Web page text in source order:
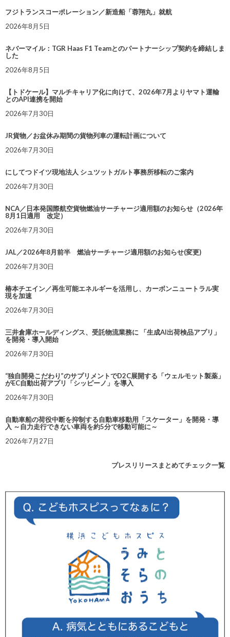
フジトランスコーポレーション／新造船「蓉翔丸」就航
2026年8月5日
ネバーマイル：TGR Haas F1 Teamとのパートナーシップ契約を締結しま
した
2026年8月5日
【トドケール】マルチキャリア化に向けて、2026年7月よりヤマト運輸
とのAPI連携を開始
2026年7月30日
JR貨物／お盆休み期間の貨物列車の運転計画について
2026年7月30日
にしてつドイツ現地法人 シュツットガルト事務所移転のご案内
2026年7月30日
NCA／日本発国際航空貨物燃油サーチャージ適用額のお知らせ（2026年
8月1日適用 改定）
2026年7月30日
JAL／2026年8月前半 燃油サーチャージ適用額のお知らせ(変更)
2026年7月30日
椿本チエイン／再生可能エネルギーを活用し、カーボンニュートラル実
現を加速
2026年7月30日
三井倉庫ホールディングス、受託物流業務に 「生成AI出荷検品アプリ」
を開発・導入開始
2026年7月30日
“独自開発こだわり”のサプリメントでD2C展開する「ウェルモット製薬」
がEC自動出荷アプリ「シッピーノ」を導入
2026年7月30日
自動車船の荷役中断を抑制する自動車移動用「スケーター」を開発・導
入 ～自力走行できない車両を約5分で移動可能に～
2026年7月27日
プレスリリースまとめてチェック一覧